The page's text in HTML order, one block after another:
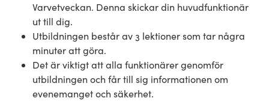
Varvetveckan. Denna skickar din huvudfunktionär
ut till dig.
Utbildningen består av 3 lektioner som tar några
minuter att göra.
Det är viktigt att alla funktionärer genomför
utbildningen och får till sig informationen om
evenemanget och säkerhet.